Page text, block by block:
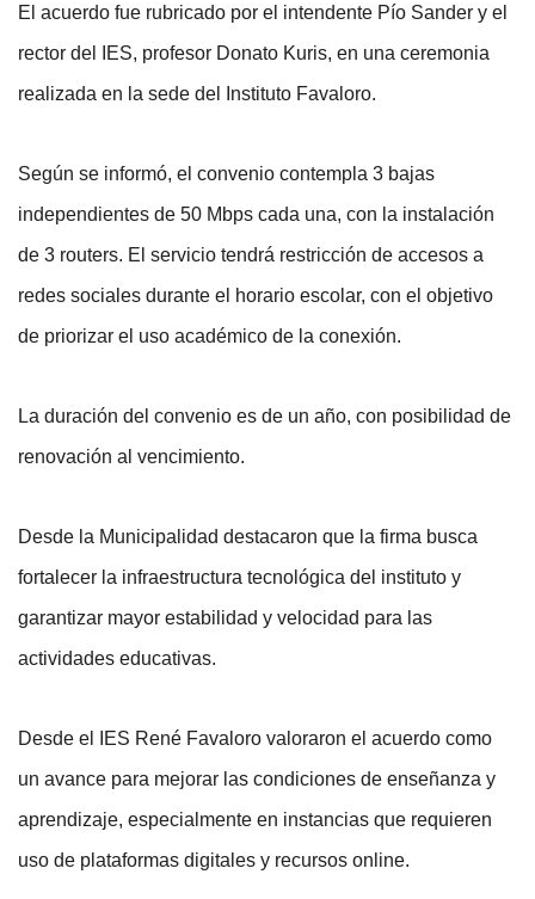
El acuerdo fue rubricado por el intendente Pío Sander y el
rector del IES, profesor Donato Kuris, en una ceremonia
realizada en la sede del Instituto Favaloro.
Según se informó, el convenio contempla 3 bajas
independientes de 50 Mbps cada una, con la instalación
de 3 routers. El servicio tendrá restricción de accesos a
redes sociales durante el horario escolar, con el objetivo
de priorizar el uso académico de la conexión.
La duración del convenio es de un año, con posibilidad de
renovación al vencimiento.
Desde la Municipalidad destacaron que la firma busca
fortalecer la infraestructura tecnológica del instituto y
garantizar mayor estabilidad y velocidad para las
actividades educativas.
Desde el IES René Favaloro valoraron el acuerdo como
un avance para mejorar las condiciones de enseñanza y
aprendizaje, especialmente en instancias que requieren
uso de plataformas digitales y recursos online.